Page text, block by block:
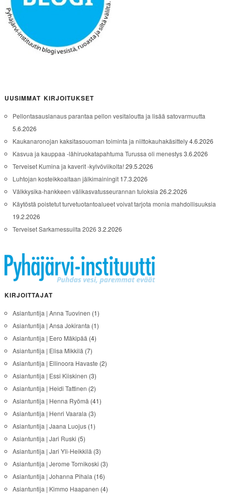
UUSIMMAT KIRJOITUKSET
Pellontasauslanaus parantaa pellon vesitaloutta ja lisää satovarmuutta
5.6.2026
Kaukanaronojan kaksitasouoman toiminta ja niittokauhakäsittely4.6.2026
Kasvua ja kauppaa -lähiruokatapahtuma Turussa oli menestys3.6.2026
Terveiset Kumina ja kaverit -kylvöviikolta!29.5.2026
Luhtojan kosteikkoaltaan jälkimainingit 17.3.2026
Välkkysika-hankkeen välikasvatusseurannan tuloksia 26.2.2026
Käytöstä poistetut turvetuotantoalueet voivat tarjota monia mahdollisuuksia
19.2.2026
Terveiset Sarkamessuilta 2026 3.2.2026
KIRJOITTAJAT
Asiantuntija | Anna Tuovinen (1)
Asiantuntija | Ansa Jokiranta (1)
Asiantuntija | Eero Mäkipää (4)
Asiantuntija | Elisa Mikkilä (7)
Asiantuntija | Ellinoora Havaste (2)
Asiantuntija | Essi Kiiskinen (3)
Asiantuntija | Heidi Tattinen (2)
Asiantuntija | Henna Ryömä (41)
Asiantuntija | Henri Vaarala (3)
Asiantuntija | Jaana Luojus(1)
Asiantuntija | Jari Ruski (5)
Asiantuntija | Jari Yli-Heikkilä (3)
Asiantuntija | Jerome Tornikoski (3)
Asiantuntija | Johanna Pihala (16)
Asiantuntija | Kimmo Haapanen (4)